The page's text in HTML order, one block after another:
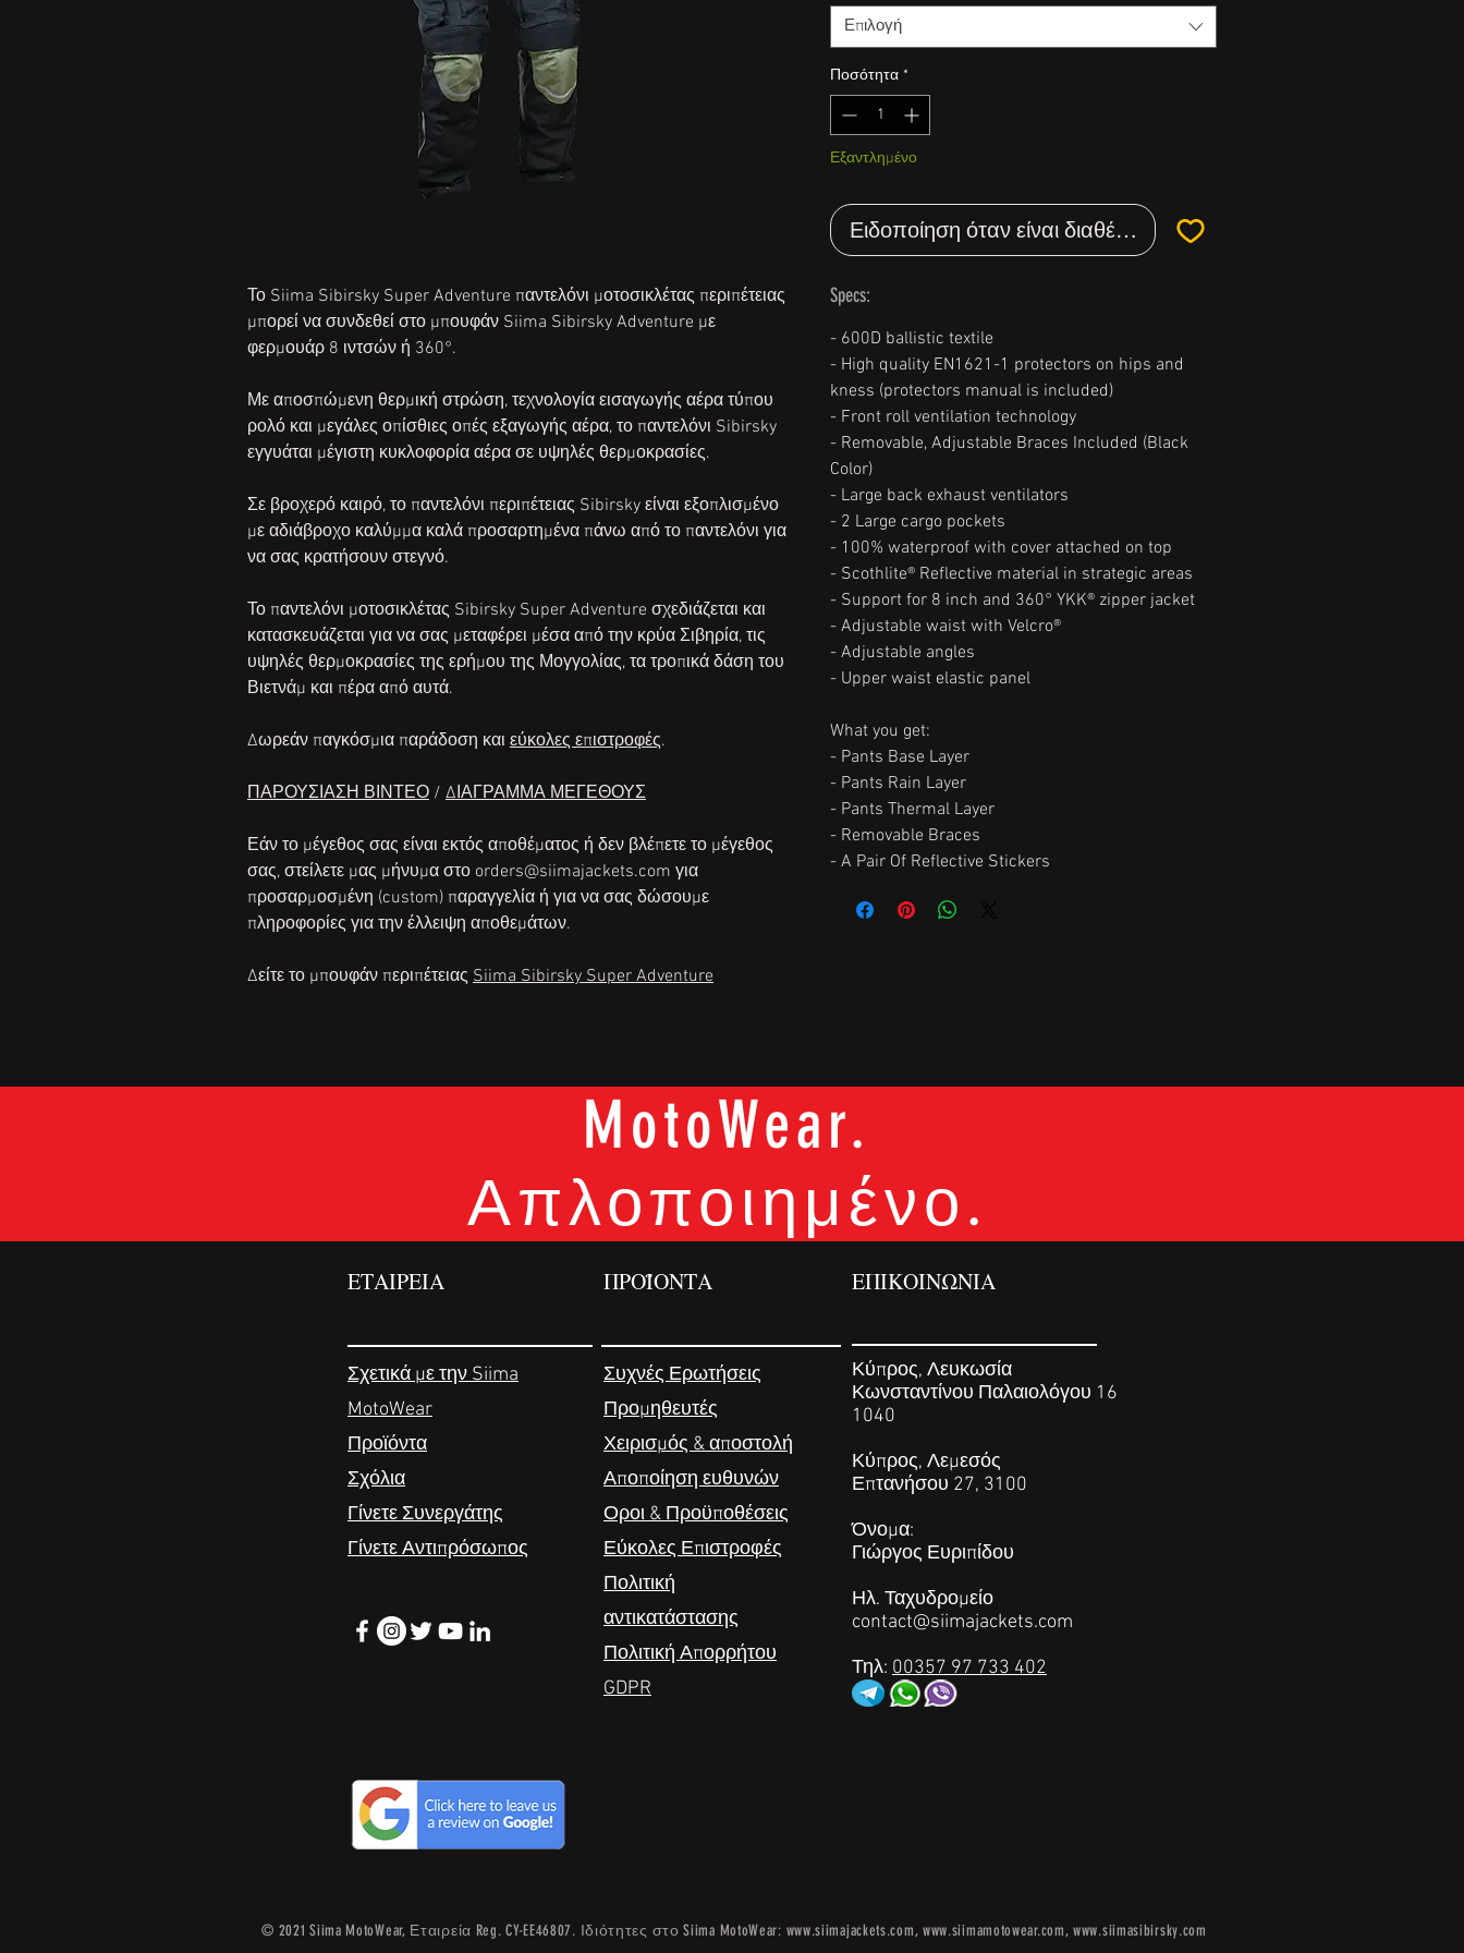
Το Siima Sibirsky Super Adventure παντελόνι μοτοσικλέτας περιπέτειας
μπορεί να συνδεθεί στο μπουφάν Siima Sibirsky Adventure με
φερμουάρ 8 ιντσών ή 360°.
Με αποσπώμενη θερμική στρώση, τεχνολογία εισαγωγής αέρα τύπου
ρολό και μεγάλες οπίσθιες οπές εξαγωγής αέρα, το παντελόνι Sibirsky
εγγυάται μέγιστη κυκλοφορία αέρα σε υψηλές θερμοκρασίες.
Σε βροχερό καιρό, το παντελόνι περιπέτειας Sibirsky είναι εξοπλισμένο
με αδιάβροχο καλύμμα καλά προσαρτημένα πάνω από το παντελόνι για
να σας κρατήσουν στεγνό.
Το παντελόνι μοτοσικλέτας Sibirsky Super Adventure σχεδιάζεται και
κατασκευάζεται για να σας μεταφέρει μέσα από την κρύα Σιβηρία, τις
υψηλές θερμοκρασίες της ερήμου της Μογγολίας, τα τροπικά δάση του
Βιετνάμ και πέρα από αυτά.
Δωρεάν παγκόσμια παράδοση και εύκολες επιστροφές.
ΠΑΡΟΥΣΙΑΣΗ ΒΙΝΤΕΟ / ΔΙΑΓΡΑΜΜΑ ΜΕΓΕΘΟΥΣ
Εάν το μέγεθος σας είναι εκτός αποθέματος ή δεν βλέπετε το μέγεθος
σας, στείλετε μας μήνυμα στο orders@siimajackets.com για
προσαρμοσμένη (custom) παραγγελία ή για να σας δώσουμε
πληροφορίες για την έλλειψη αποθεμάτων.
Δείτε το μπουφάν περιπέτειας Siima Sibirsky Super Adventure
Επιλογή
Ποσότητα *
Εξαντλημένο
Ειδοποίηση όταν είναι διαθέσιμο
Specs:
- 600D ballistic textile
- High quality EN1621-1 protectors on hips and
kness (protectors manual is included)
- Front roll ventilation technology
- Removable, Adjustable Braces Included (Black
Color)
- Large back exhaust ventilators
- 2 Large cargo pockets
- 100% waterproof with cover attached on top
- Scothlite® Reflective material in strategic areas
- Support for 8 inch and 360° YKK® zipper jacket
- Adjustable waist with Velcro®
- Adjustable angles
- Upper waist elastic panel
What you get:
- Pants Base Layer
- Pants Rain Layer
- Pants Thermal Layer
- Removable Braces
- A Pair Of Reflective Stickers
MotoWear.
Απλοποιημένο.
ΕΤΑΙΡΕΙΑ
Σχετικά με την Siima
MotoWear
Προϊόντα
Σχόλια
Γίνετε Συνεργάτης
Γίνετε Αντιπρόσωπος
ΠΡΟΪΟΝΤΑ
Συχνές Ερωτήσεις
Προμηθευτές
Χειρισμός & αποστολή
Αποποίηση ευθυνών
Οροι & Προϋποθέσεις
Εύκολες Επιστροφές
Πολιτική
αντικατάστασης
Πολιτική Απορρήτου
GDPR
ΕΠΙΚΟΙΝΩΝΙΑ
Κύπρος, Λευκωσία
Κωνσταντίνου Παλαιολόγου 16
1040
Κύπρος, Λεμεσός
Επτανήσου 27, 3100
Όνομα:
Γιώργος Ευριπίδου​
Ηλ. Ταχυδρομείο
contact@siimajackets.com
Τηλ: 00357 97 733 402
© 2021 Siima MotoWear, Εταιρεία Reg. CY-EE46807. Ιδιότητες στο Siima MotoWear: www.siimajackets.com, www.siimamotowear.com,www.siimasibirsky.com